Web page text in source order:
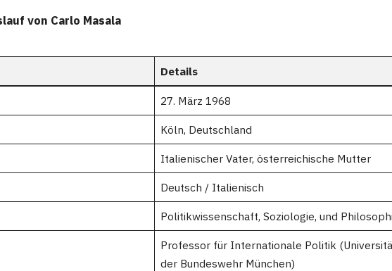
von Carlo Masala
Details
27. März 1968
Köln, Deutschland
Italienischer Vater, österreichische Mutter
Deutsch / Italienisch
Politikwissenschaft, Soziologie, und
Professor für Internationale Politik
der Bundeswehr München)